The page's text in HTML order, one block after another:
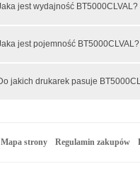
Jaka jest wydajność BT5000CLVAL?
Jaka jest pojemność
Do jakich drukarek
Mapa strony Regulamin zakupów